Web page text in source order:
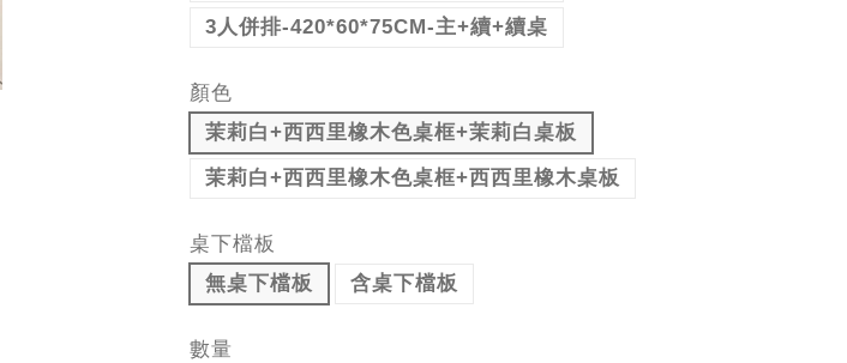
3人併排-420*60*75CM-主+續+續桌
顏色
茉莉白+西西里橡木色桌框+茉莉白桌板
茉莉白+西西里橡木色桌框+西西里橡木桌板
桌下檔板
無桌下檔板
含桌下檔板
數量